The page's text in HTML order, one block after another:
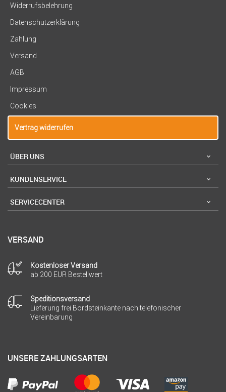
Widerrufsbelehrung
Datenschutzerklärung
Zahlung
Versand
AGB
Impressum
Cookies
Vertrag widerrufen
ÜBER UNS
KUNDENSERVICE
SERVICECENTER
VERSAND
Kostenloser Versand
ab 200 EUR Bestellwert
Speditionsversand
Lieferung frei Bordsteinkante nach telefonischer
Vereinbarung
UNSERE ZAHLUNGSARTEN